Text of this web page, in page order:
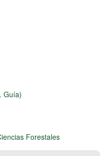
Guía)
Forestales